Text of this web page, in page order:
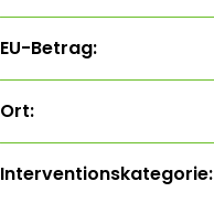
EU-Betrag:
Ort:
Interventions­kategorie: